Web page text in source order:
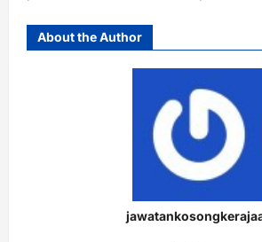
About the Author